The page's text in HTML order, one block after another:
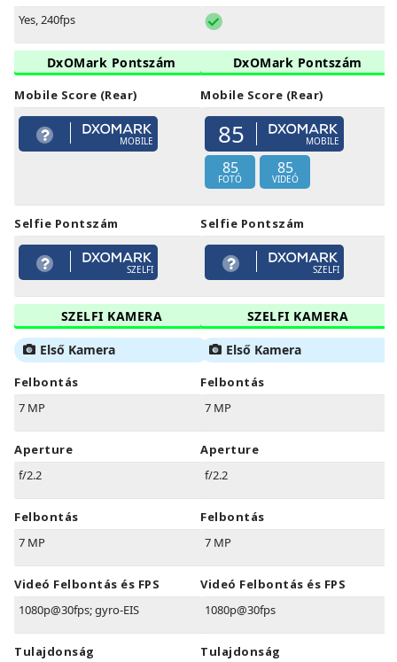
Yes, 240fps
DxOMark Pontszám
Mobile Score (Rear)
MOBILE
Selfie Pontszám
SZELFI
SZELFI KAMERA
Első Kamera
Felbontás
7 MP
Aperture
f/2.2
Felbontás
7 MP
Videó Felbontás és FPS
1080p@30fps; gyro-EIS
Tulajdonság
DxOMark Pontszám
Mobile Score (Rear)
85 MOBILE
85
FOTÓ
85
VIDEÓ
Selfie Pontszám
SZELFI
SZELFI KAMERA
Első Kamera
Felbontás
7 MP
Aperture
f/2.2
Felbontás
7 MP
Videó Felbontás és FPS
1080p@30fps
Tulajdonság